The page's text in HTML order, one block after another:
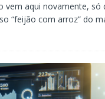
aqui novamente, só
“feijão com arroz” do